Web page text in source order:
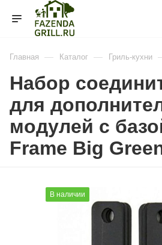
Главная — Каталог — Гриль-кухни
Набор
для
модулей с
Frame Big
В наличии